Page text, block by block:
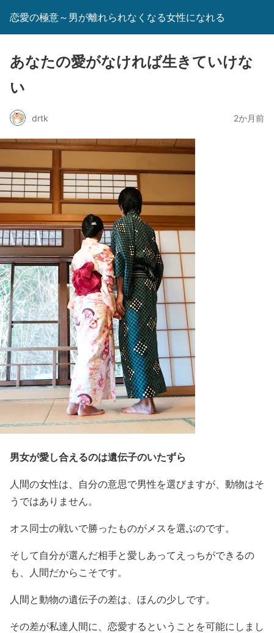
恋愛の極意～男が離れられなくなる女性になれる
あなたの愛がなければ生きていけな
い
drtk 2か月前
男女が愛し合えるのは遺伝子のいたずら
人間の女性は、自分の意思で男性を選びますが、動物はそ
うではありません。
オス同士の戦いで勝ったものがメスを選ぶのです。
そして自分が選んだ相手と愛しあってえっちができるの
も、人間だからこそです。
人間と動物の遺伝子の差は、ほんの少しです。
その差が私達人間に、恋愛するということを可能にしまし